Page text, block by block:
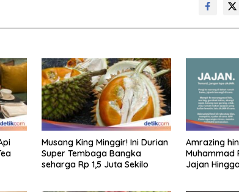
Musang King Minggir! Ini Durian
Super Tembaga Bangka
seharga Rp 1,5 Juta Sekilo
Amrazing
Muhammad
Jajan